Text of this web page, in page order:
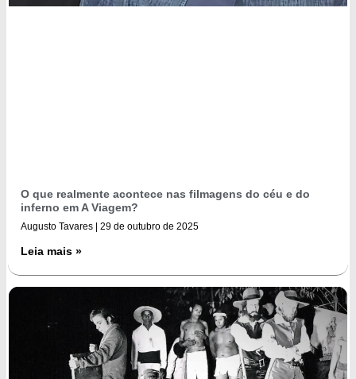
O que realmente acontece nas filmagens do céu e do
inferno em A Viagem?
Augusto Tavares 29 de outubro de 2025
Leia mais »